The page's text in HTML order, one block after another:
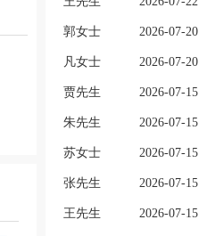
郭女士 2026-07-20
凡女士 2026-07-20
贾先生 2026-07-15
朱先生 2026-07-15
苏女士 2026-07-15
张先生 2026-07-15
王先生 2026-07-15